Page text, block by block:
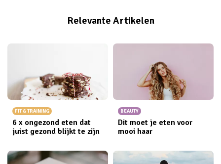
Relevante Artikelen
FIT & TRAINING
6 x ongezond eten dat
juist gezond blijkt te zijn
BEAUTY
Dit moet je eten voor
mooi haar